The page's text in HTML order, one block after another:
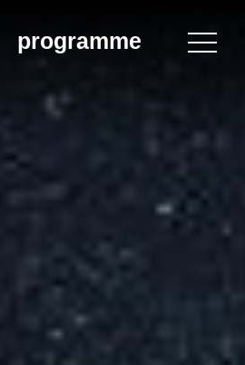
programme